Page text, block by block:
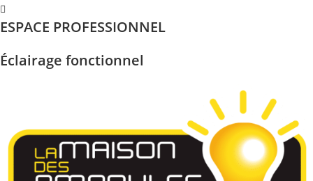
Skip
to
ESPACE PROFESSIONNEL
Éclairage fonctionnel